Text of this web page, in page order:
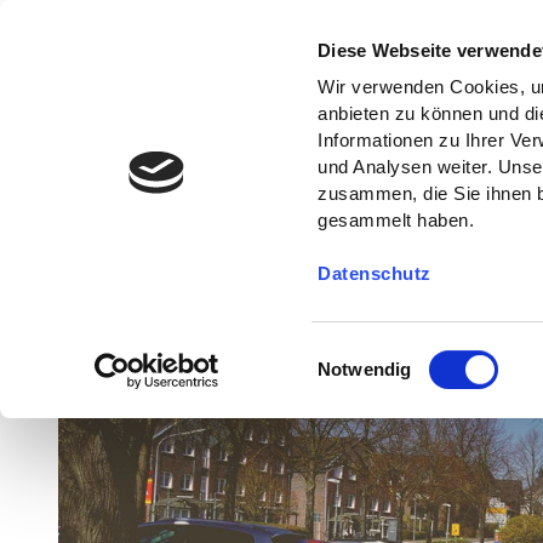
Diese Webseite
Wir verwenden Cookies,
anbieten zu können und
Informationen zu Ihrer
und Analysen weiter.
zusammen, die Sie ihnen
gesammelt haben.
Datenschutz
i
w
i
l
l
Notwendig